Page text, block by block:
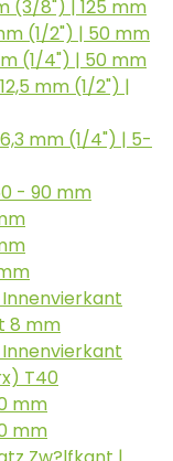
(3/8") | 125 mm
(1/2") | 50 mm
(1/4") | 50 mm
mm (1/2") |
mm (1/4") | 5-
- 90 mm
8 mm
T40
mm
mm